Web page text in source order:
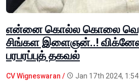
என்னை கொல்ல கொலை
சிங்கள இளைஞன்..!
பரபரப்புத் தகவல்
CV Wigneswaran / Jan 17th 2024,